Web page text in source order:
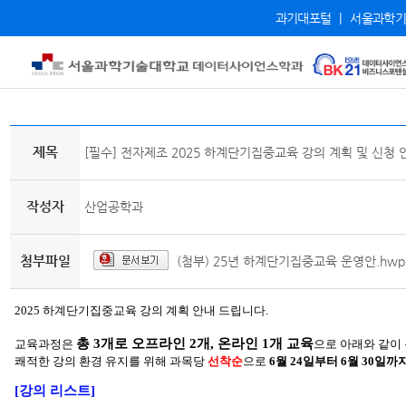
과기대포털 서울과학
제목 [필수] 전자제조 2025 하계단기집중교육 강의 계획 및 신청
작성자 산업공학과
첨부파일 (첨부) 25년 하계단기집중교육 운영안.hwp
2025 하계단기집중교육 강의 계획 안내 드립니다.
교육과정은 총 3개로 오프라인 2개, 온라인 1개 교육으로 아래와 같
쾌적한 강의 환경 유지를 위해 과목당선착순으로6월 24일부터 6월 30일까
[강의 리스트]